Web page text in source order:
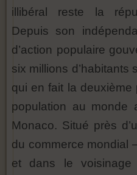
illibéral reste la
Depuis son
d’action populaire
six millions d’habitants
qui en fait la
population au monde
Monaco. Situé près
du commerce mondial
et dans le